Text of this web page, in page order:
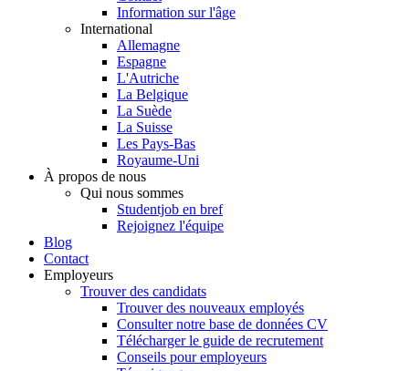
Information sur l'âge
International
Allemagne
Espagne
L'Autriche
La Belgique
La Suède
La Suisse
Les Pays-Bas
Royaume-Uni
À propos de nous
Qui nous sommes
Studentjob en bref
Rejoignez l'équipe
Blog
Contact
Employeurs
Trouver des candidats
Trouver des nouveaux employés
Consulter notre base de données CV
Télécharger le guide de recrutement
Conseils pour employeurs